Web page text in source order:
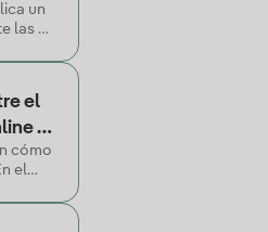
un
las 8
el
3
cómo
el